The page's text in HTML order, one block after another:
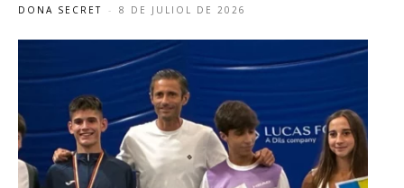
DONA SECRET - 8 DE JULIOL DE 2026